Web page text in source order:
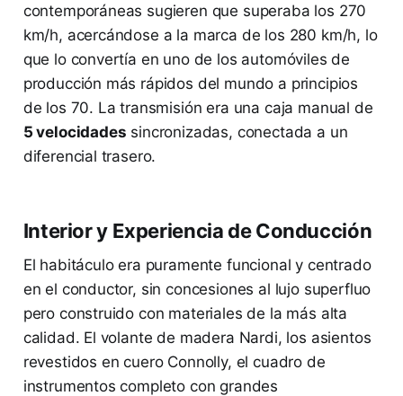
contemporáneas sugieren que superaba los 270
km/h, acercándose a la marca de los 280 km/h, lo
que lo convertía en uno de los automóviles de
producción más rápidos del mundo a principios
de los 70. La transmisión era una caja manual de
5 velocidades sincronizadas, conectada a un
diferencial trasero.
Interior y Experiencia de Conducción
El habitáculo era puramente funcional y centrado
en el conductor, sin concesiones al lujo superfluo
pero construido con materiales de la más alta
calidad. El volante de madera Nardi, los asientos
revestidos en cuero Connolly, el cuadro de
instrumentos completo con grandes